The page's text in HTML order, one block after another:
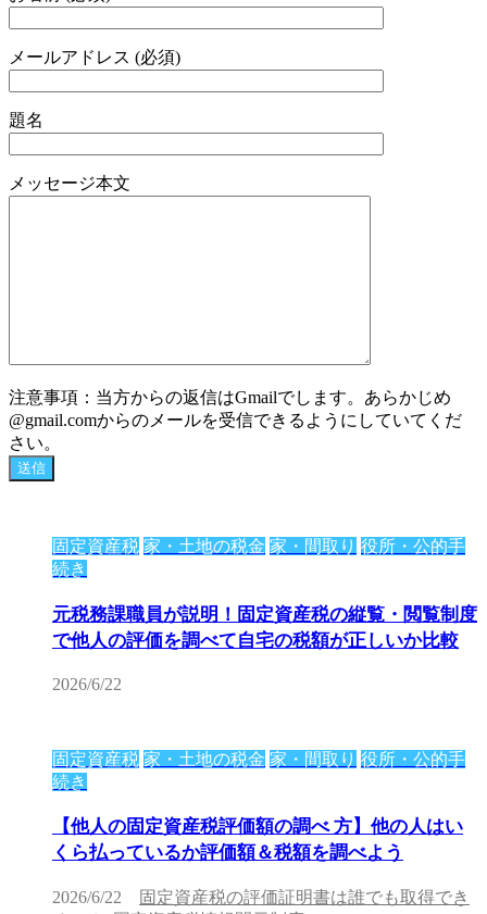
メールアドレス (必須)
題名
メッセージ本文
注意事項：当方からの返信はGmailでします。あらかじめ
@gmail.comからのメールを受信できるようにしていてくだ
さい。
固定資産税 家・土地の税金 家・間取り 役所・公的手
続き
元税務課職員が説明！固定資産税の縦覧・閲覧制度
で他人の評価を調べて自宅の税額が正しいか比較
2026/6/22
固定資産税 家・土地の税金 家・間取り 役所・公的手
続き
【他人の固定資産税評価額の調べ 方】他の人はい
くら払っているか評価額＆税額を調べよう
2026/6/22
固定資産税の評価証明書は誰でも取得でき